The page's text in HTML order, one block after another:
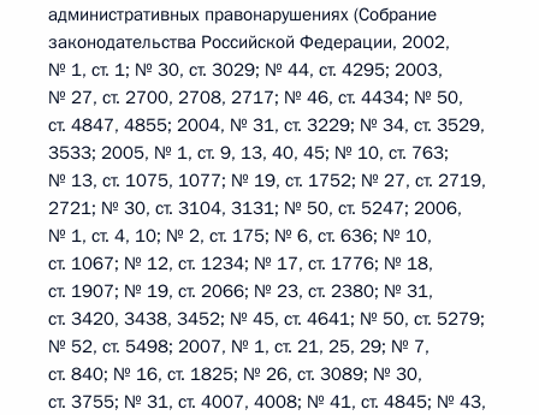
административных правонарушениях (Собрание
законодательства Российской Федерации, 2002,
№ 1, ст. 1; № 30, ст. 3029; № 44, ст. 4295; 2003,
№ 27, ст. 2700, 2708, 2717; № 46, ст. 4434; № 50,
ст. 4847, 4855; 2004, № 31, ст. 3229; № 34, ст. 3529,
3533; 2005, № 1, ст. 9, 13, 40, 45; № 10, ст. 763;
№ 13, ст. 1075, 1077; № 19, ст. 1752; № 27, ст. 2719,
2721; № 30, ст. 3104, 3131; № 50, ст. 5247; 2006,
№ 1, ст. 4, 10; № 2, ст. 175; № 6, ст. 636; № 10,
ст. 1067; № 12, ст. 1234; № 17, ст. 1776; № 18,
ст. 1907; № 19, ст. 2066; № 23, ст. 2380; № 31,
ст. 3420, 3438, 3452; № 45, ст. 4641; № 50, ст. 5279;
№ 52, ст. 5498; 2007, № 1, ст. 21, 25, 29; № 7,
ст. 840; № 16, ст. 1825; № 26, ст. 3089; № 30,
ст. 3755; № 31, ст. 4007, 4008; № 41, ст. 4845; № 43,